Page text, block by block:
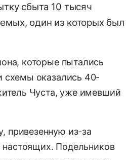
сбыта 10 тысяч
один из которых был
которые пытались
схемы оказались 40-
Чуста, уже имевший
привезенную из-за
Подельников